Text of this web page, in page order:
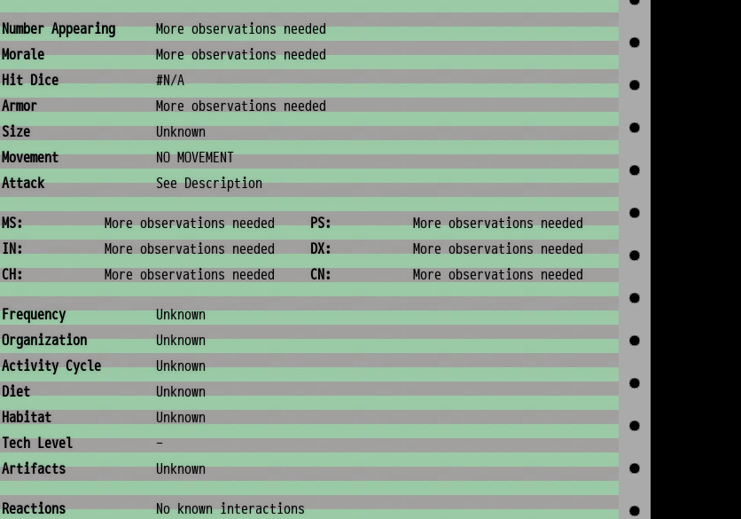
Combat & Physical Stats
Number Appearing
More observations needed
Morale
More observations needed
Hit Dice
#N/A
Armor
More observations needed
Size
Unknown
Movement
NO MOVEMENT
Attack
See Description
Ability Scores
MS: More observations needed PS:
More observations needed
IN:
More observations needed DX:
More observations needed
CH:
More observations needed CN: More observations needed
Ecology & Logistics
Frequency
Unknown
Organization
Unknown
Activity Cycle
Unknown
Diet
Unknown
Habitat
Unknown
Tech Level
-
Artifacts
Unknown
Reactions
No known interactions